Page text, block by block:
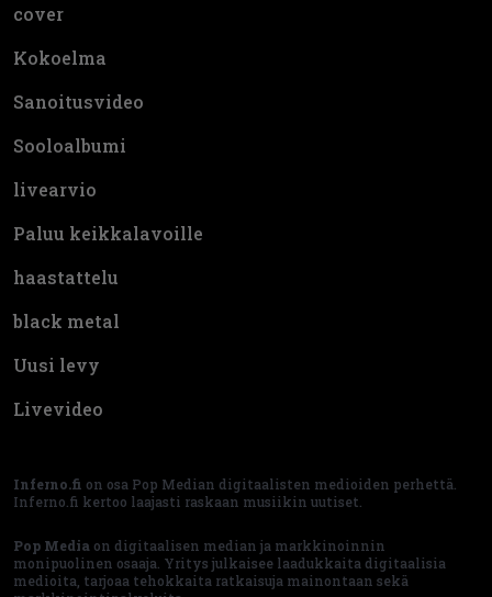
cover
Kokoelma
Sanoitusvideo
Sooloalbumi
livearvio
Paluu keikkalavoille
haastattelu
black metal
Uusi levy
Livevideo
Inferno.fi on osa Pop Median digitaalisten medioiden perhettä.
Inferno.fi kertoo laajasti raskaan musiikin uutiset.
Pop Media on digitaalisen median ja markkinoinnin
monipuolinen osaaja. Yritys julkaisee laadukkaita digitaalisia
medioita, tarjoaa tehokkaita ratkaisuja mainontaan sekä